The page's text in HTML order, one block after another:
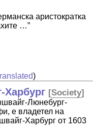
аристократка
…”
)
[Society]
Люнебург-
е владетел на
Харбург от 1603